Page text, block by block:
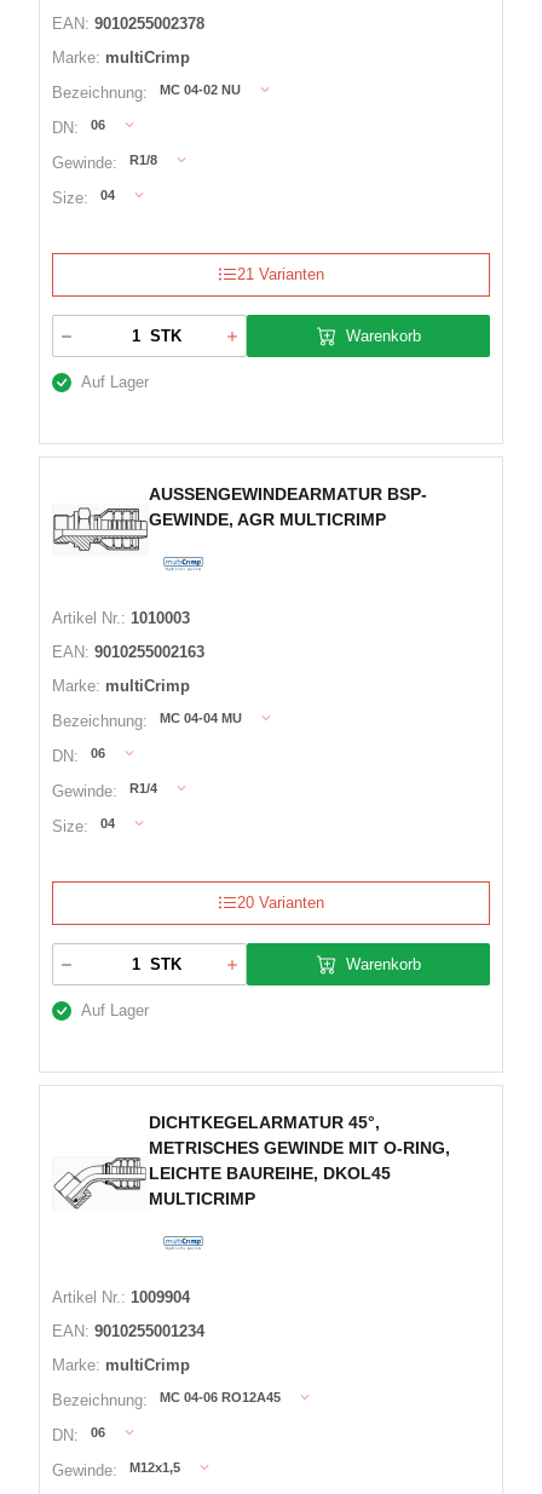
EAN: 9010255002378
Marke: multiCrimp
Bezeichnung:
MC 04-02 NU
DN: 06
Gewinde: R1/8
Size: 04
21 Varianten
STK Warenkorb
Auf Lager
AUSSENGEWINDEARMATUR BSP-
GEWINDE, AGR MULTICRIMP
Artikel Nr.: 1010003
EAN: 9010255002163
Marke: multiCrimp
Bezeichnung:
MC 04-04 MU
DN: 06
Gewinde: R1/4
Size: 04
20 Varianten
STK Warenkorb
Auf Lager
DICHTKEGELARMATUR 45°,
METRISCHES GEWINDE MIT O-RING,
LEICHTE BAUREIHE, DKOL45
MULTICRIMP
Artikel Nr.: 1009904
EAN: 9010255001234
Marke: multiCrimp
Bezeichnung:
MC 04-06 RO12A45
DN: 06
Gewinde: M12x1,5